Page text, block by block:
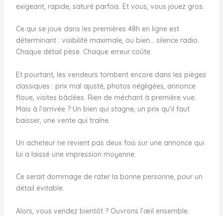
exigeant, rapide, saturé parfois. Et vous, vous jouez gros.
Ce qui se joue dans les premières 48h en ligne est
déterminant : visibilité maximale, ou bien… silence radio.
Chaque détail pèse. Chaque erreur coûte.
Et pourtant, les vendeurs tombent encore dans les pièges
classiques : prix mal ajusté, photos négligées, annonce
floue, visites bâclées. Rien de méchant à première vue.
Mais à l’arrivée ? Un bien qui stagne, un prix qu’il faut
baisser, une vente qui traîne.
Un acheteur ne revient pas deux fois sur une annonce qui
lui a laissé une impression moyenne.
Ce serait dommage de rater la bonne personne, pour un
détail évitable.
Alors, vous vendez bientôt ? Ouvrons l’œil ensemble.